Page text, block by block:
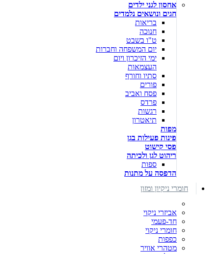
אחסון לגני ילדים
חגים ונושאים נלמדים
בריאות
חנוכה
ט"ו בשבט
יום המשפחה וחברות
ימי הזיכרון ויום
העצמאות
סתיו וחורף
פורים
פסח ואביב
פרדס
רגשות
תיאטרון
מפות
פינות פעילות בגן
פסי קישוט
ריהוט לגן ולכיתה
ספות
הדפסה על מתנות
חומרי ניקיון ומזון
אביזרי ניקוי
חד-פעמי
חומרי ניקוי
כפפות
מטהרי אוויר